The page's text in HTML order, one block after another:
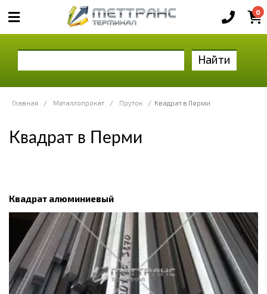
0
Найти
Главная / Металлопрокат / Пруток / Квадрат в Перми
Квадрат в Перми
Квадрат алюминиевый